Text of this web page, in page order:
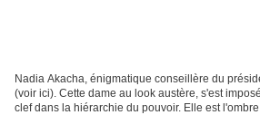
Nadia Akacha, énigmatique conseillère du
(voir ici). Cette dame au look austère, s'est
clef dans la hiérarchie du pouvoir. Elle est